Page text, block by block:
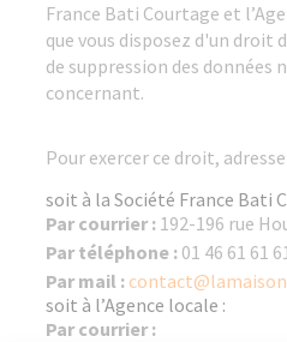
France Bati Courtage et
que vous disposez d'un droit
de suppression des données
concernant.
Pour exercer ce droit,
soit à la Société France Bati
Par courrier : 192-196 rue
Par téléphone : 01 46 61 61
Par mail :
soit à l’Agence locale :
Par courrier :